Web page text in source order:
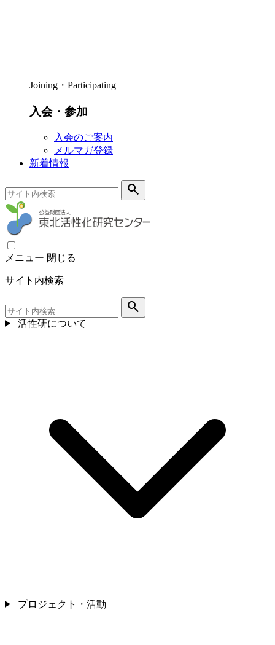
Joining・Participating
入会・参加
入会のご案内
メルマガ登録
新着情報
search
メニュー 閉じる
サイト内検索
search
活性研について
プロジェクト・活動